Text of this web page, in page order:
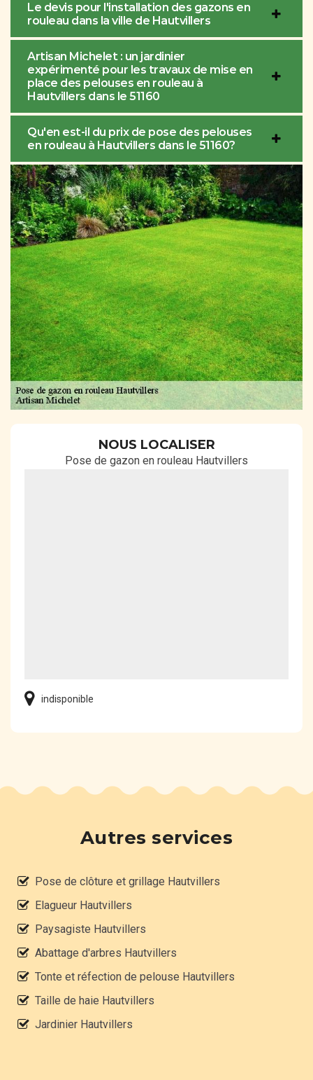
Le devis pour l'installation des gazons en
rouleau dans la ville de Hautvillers
Artisan Michelet : un jardinier
expérimenté pour les travaux de mise en
place des pelouses en rouleau à
Hautvillers dans le 51160
Qu'en est-il du prix de pose des pelouses
en rouleau à Hautvillers dans le 51160?
NOUS LOCALISER
Pose de gazon en rouleau Hautvillers
indisponible
Autres services
Pose de clôture et grillage Hautvillers
Elagueur Hautvillers
Paysagiste Hautvillers
Abattage d'arbres Hautvillers
Tonte et réfection de pelouse Hautvillers
Taille de haie Hautvillers
Jardinier Hautvillers